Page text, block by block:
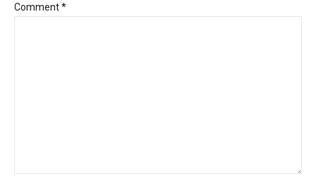
Comment*